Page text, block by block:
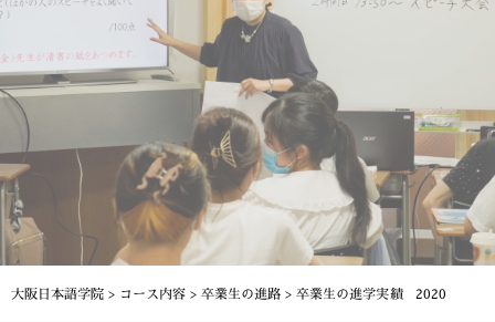
大阪日本語学院 > コース内容 > 卒業生の進路 > 卒業生の進学実績 2020